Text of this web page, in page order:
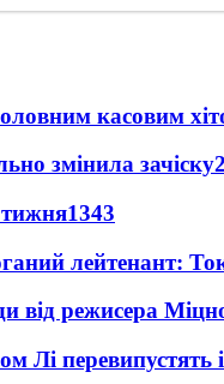
касовим
змінила зачіску
тижня1343
лейтенант:
від режисера
Лі перевипустять